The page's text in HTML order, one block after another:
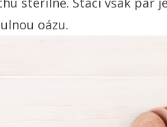
oázu.